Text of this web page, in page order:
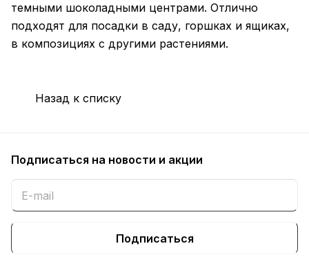
темными шоколадными центрами. Отлично
подходят для посадки в саду, горшках и ящиках,
в композициях с другими растениями.
Назад к списку
Подписаться на новости и акции
Подписаться